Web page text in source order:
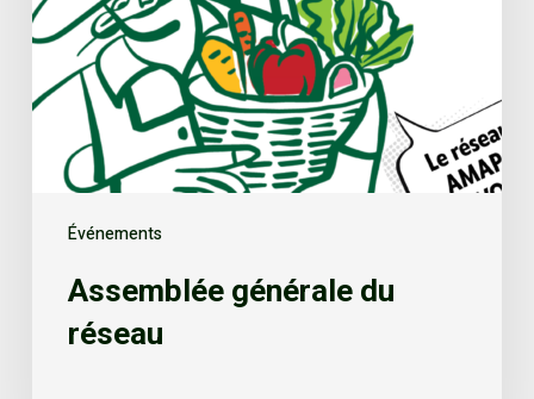
Événements
Assemblée générale du
réseau